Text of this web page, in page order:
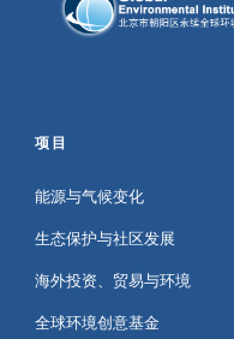
项目
能源与气候变化
生态保护与社区发展
海外投资、贸易与环境
全球环境创意基金